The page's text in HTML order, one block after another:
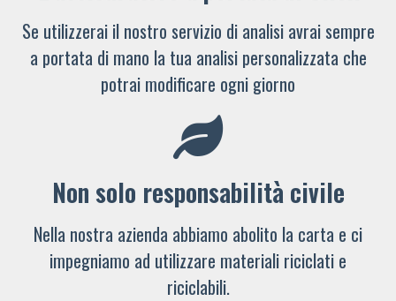
Se utilizzerai il nostro servizio di analisi avrai sempre
a portata di mano la tua analisi personalizzata che
potrai modificare ogni giorno
Non solo responsabilità civile
Nella nostra azienda abbiamo abolito la carta e ci
impegniamo ad utilizzare materiali riciclati e
riciclabili.